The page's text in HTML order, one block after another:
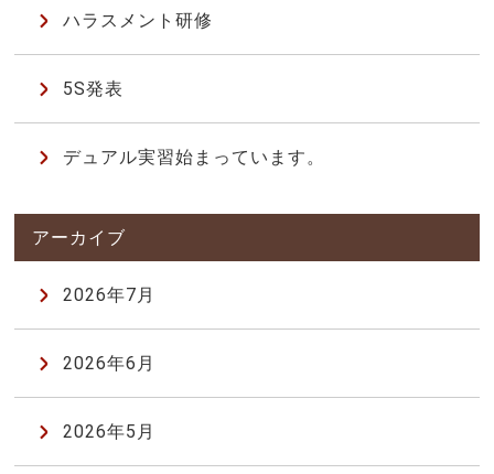
ハラスメント研修
5S発表
デュアル実習始まっています。
2026年7月
2026年6月
2026年5月